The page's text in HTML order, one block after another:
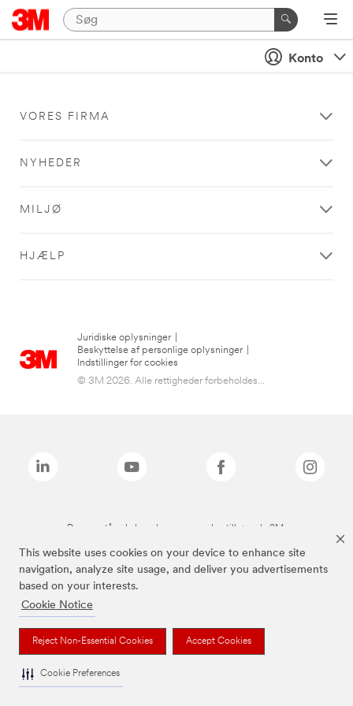
This website uses cookies on your device to enhance site
navigation, analyze site usage, and deliver you advertisements
based on your interests.
Cookie Notice
Reject Non-Essential Cookies Accept Cookies
Cookie Preferences
Konto
VORES FIRMA
NYHEDER
MILJØ
HJÆLP
Juridiske oplysninger
Beskyttelse af personlige oplysninger
Indstillinger for cookies
© 3M 2026. Alle rettigheder forbeholdes...
De ovenstående brands er varemærker tilhørende 3M.